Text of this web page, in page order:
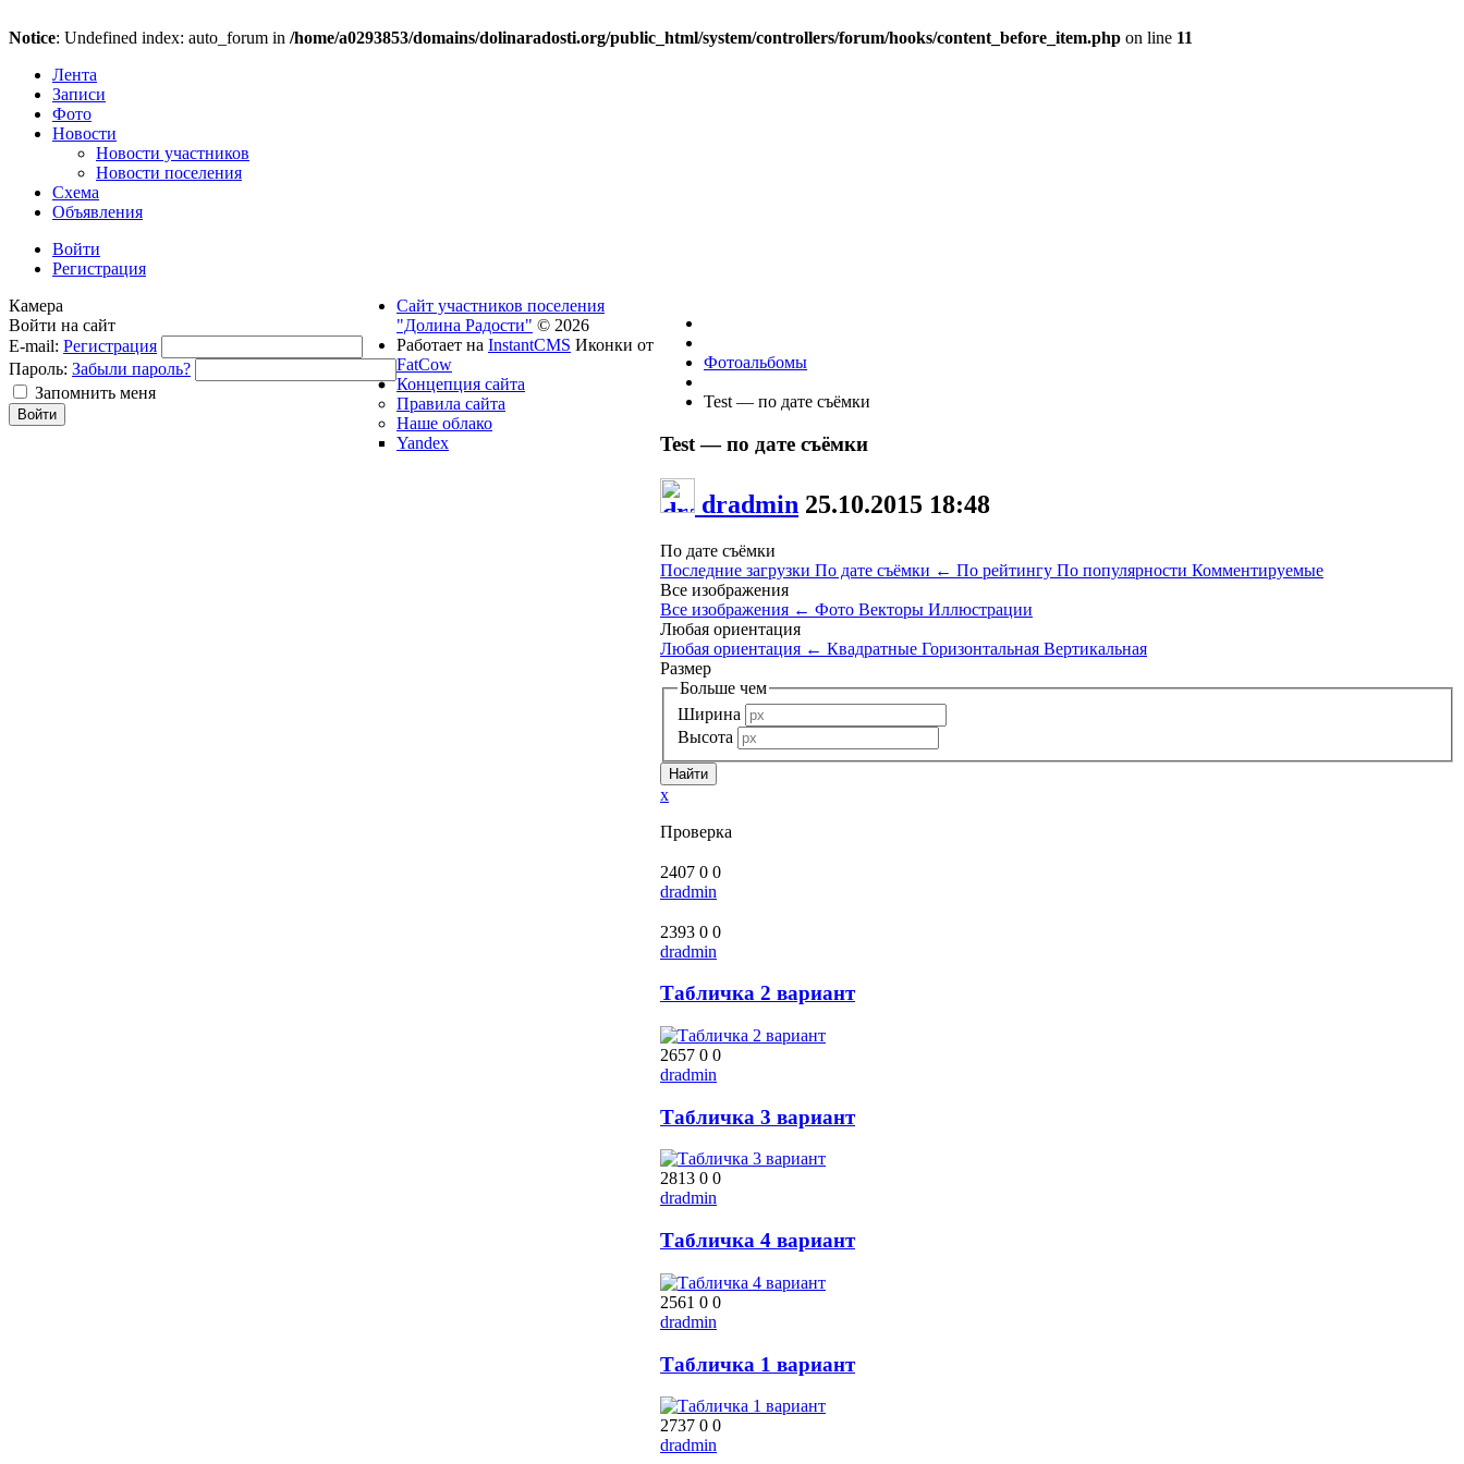
Notice: Undefined index: auto_forum in /home/a0293853/domains/dolinaradosti.org/public_html/system/controllers/forum/hooks/content_before_item.php on line 11
Лента
Записи
Фото
Новости
Новости участников
Новости поселения
Схема
Объявления
Войти
Регистрация
Фотоальбомы
Test — по дате съёмки
Test — по дате съёмки
dradmin 25.10.2015 18:48
По дате съёмки
Последние загрузки По дате съёмки ← По рейтингу По популярности Комментируемые
Все изображения
Все изображения ← Фото Векторы Иллюстрации
Любая ориентация
Любая ориентация ← Квадратные Горизонтальная Вертикальная
Размер
Больше чем
Ширина
Высота
x
Проверка
2407 0 0
dradmin
2393 0 0
dradmin
Табличка 2 вариант
2657 0 0
dradmin
Табличка 3 вариант
2813 0 0
dradmin
Табличка 4 вариант
2561 0 0
dradmin
Табличка 1 вариант
2737 0 0
dradmin
Камера
Войти на сайт
E-mail: Регистрация
Пароль: Забыли пароль?
Запомнить меня
Сайт участников поселения
"Долина Радости" © 2026
Работает на InstantCMS Иконки от
FatCow
Концепция сайта
Правила сайта
Наше облако
Yandex